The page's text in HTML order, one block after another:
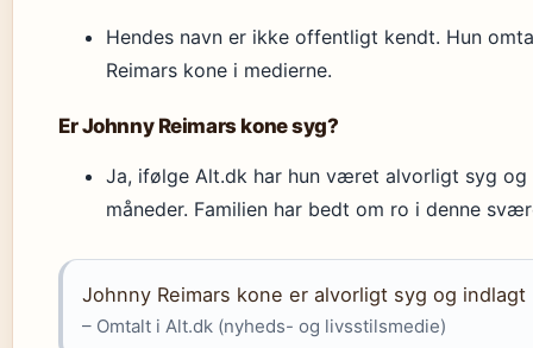
Hendes navn er ikke offentligt kendt. Hun
Reimars kone i medierne.
Er Johnny Reimars kone syg?
Ja, ifølge Alt.dk har hun været alvorligt syg og
måneder. Familien har bedt om ro i denne
Johnny Reimars kone er alvorligt syg og indlagt
– Omtalt i Alt.dk (nyheds- og livsstilsmedie)